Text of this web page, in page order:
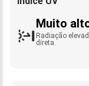
Muito
Radiação
direta.